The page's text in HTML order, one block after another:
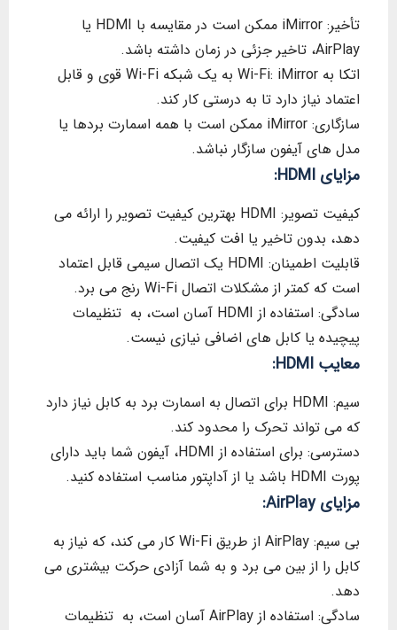
تأخیر: iMirror ممکن است در مقایسه با HDMI یا
AirPlay، تاخیر جزئی در زمان داشته باشد.
اتکا به Wi-Fi: iMirror به یک شبکه Wi-Fi قوی و قابل
اعتماد نیاز دارد تا به درستی کار کند.
سازگاری: iMirror ممکن است با همه اسمارت بردها یا
مدل های آیفون سازگار نباشد.
مزایای HDMI:
کیفیت تصویر: HDMI بهترین کیفیت تصویر را ارائه می
دهد، بدون تاخیر یا افت کیفیت.
قابلیت اطمینان: HDMI یک اتصال سیمی قابل اعتماد
است که کمتر از مشکلات اتصال Wi-Fi رنج می برد.
سادگی: استفاده از HDMI آسان است، به تنظیمات
پیچیده یا کابل های اضافی نیازی نیست.
معایب HDMI:
سیم: HDMI برای اتصال به اسمارت برد به کابل نیاز دارد
که می تواند تحرک را محدود کند.
دسترسی: برای استفاده از HDMI، آیفون شما باید دارای
پورت HDMI باشد یا از آداپتور مناسب استفاده کنید.
مزایای AirPlay:
بی سیم: AirPlay از طریق Wi-Fi کار می کند، که نیاز به
کابل را از بین می برد و به شما آزادی حرکت بیشتری می
دهد.
سادگی: استفاده از AirPlay آسان است، به تنظیمات